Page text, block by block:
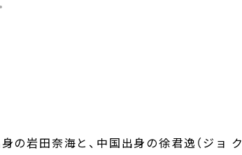
岩田奈海と、中国出身の徐君逸（ジョ ク